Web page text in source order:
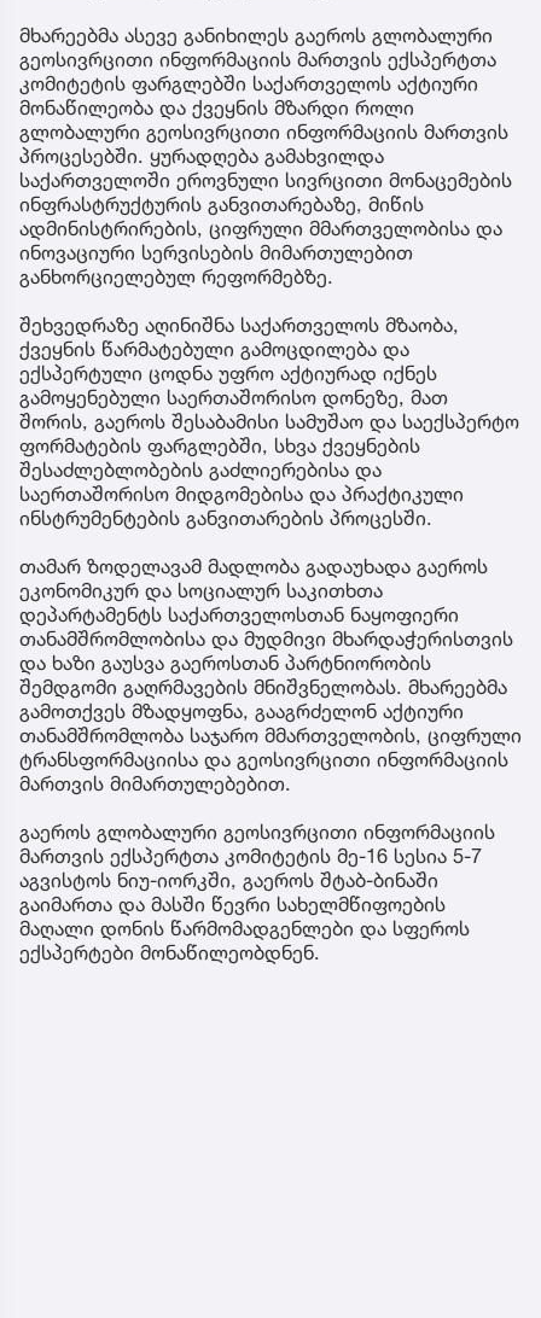
მხარეებმა ასევე განიხილეს გაეროს გლობალური
გეოსივრცითი ინფორმაციის მართვის ექსპერტთა
კომიტეტის ფარგლებში საქართველოს აქტიური
მონაწილეობა და ქვეყნის მზარდი როლი
გლობალური გეოსივრცითი ინფორმაციის მართვის
პროცესებში. ყურადღება გამახვილდა
საქართველოში ეროვნული სივრცითი მონაცემების
ინფრასტრუქტურის განვითარებაზე, მიწის
ადმინისტრირების, ციფრული მმართველობისა და
ინოვაციური სერვისების მიმართულებით
განხორციელებულ რეფორმებზე.
შეხვედრაზე აღინიშნა საქართველოს მზაობა,
ქვეყნის წარმატებული გამოცდილება და
ექსპერტული ცოდნა უფრო აქტიურად იქნეს
გამოყენებული საერთაშორისო დონეზე, მათ
შორის, გაეროს შესაბამისი სამუშაო და საექსპერტო
ფორმატების ფარგლებში, სხვა ქვეყნების
შესაძლებლობების გაძლიერებისა და
საერთაშორისო მიდგომებისა და პრაქტიკული
ინსტრუმენტების განვითარების პროცესში.
თამარ ზოდელავამ მადლობა გადაუხადა გაეროს
ეკონომიკურ და სოციალურ საკითხთა
დეპარტამენტს საქართველოსთან ნაყოფიერი
თანამშრომლობისა და მუდმივი მხარდაჭერისთვის
და ხაზი გაუსვა გაეროსთან პარტნიორობის
შემდგომი გაღრმავების მნიშვნელობას. მხარეებმა
გამოთქვეს მზადყოფნა, გააგრძელონ აქტიური
თანამშრომლობა საჯარო მმართველობის, ციფრული
ტრანსფორმაციისა და გეოსივრცითი ინფორმაციის
მართვის მიმართულებებით.
გაეროს გლობალური გეოსივრცითი ინფორმაციის
მართვის ექსპერტთა კომიტეტის მე-16 სესია 5-7
აგვისტოს ნიუ-იორკში, გაეროს შტაბ-ბინაში
გაიმართა და მასში წევრი სახელმწიფოების
მაღალი დონის წარმომადგენლები და სფეროს
ექსპერტები მონაწილეობდნენ.